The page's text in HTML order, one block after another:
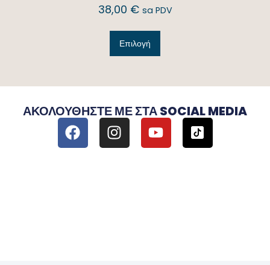
38,00 € sa PDV
Επιλογή
ΑΚΟΛΟΥΘΉΣΤΕ ΜΕ ΣΤΑ SOCIAL MEDIA